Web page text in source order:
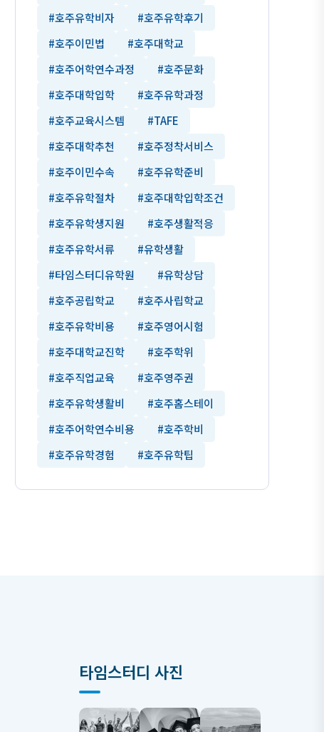
#호주유학비자
#호주유학후기
#호주이민법
#호주대학교
#호주어학연수과정
#호주문화
#호주대학입학
#호주유학과정
#호주교육시스템
#TAFE
#호주대학추천
#호주정착서비스
#호주이민수속
#호주유학준비
#호주유학절차
#호주대학입학조건
#호주유학생지원
#호주생활적응
#호주유학서류
#유학생활
#타임스터디유학원
#유학상담
#호주공립학교
#호주사립학교
#호주유학비용
#호주영어시험
#호주대학교진학
#호주학위
#호주직업교육
#호주영주권
#호주유학생활비
#호주홈스테이
#호주어학연수비용
#호주학비
#호주유학경험
#호주유학팁
타임스터디 사진